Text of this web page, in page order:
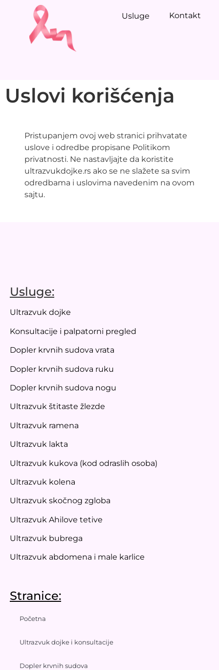
Usluge Kontakt
Uslovi korišćenja
Pristupanjem ovoj web stranici prihvatate
uslove i odredbe propisane Politikom
privatnosti. Ne nastavljajte da koristite
ultrazvukdojke.rs ako se ne slažete sa svim
odredbama i uslovima navedenim na ovom
sajtu.
Usluge:
Ultrazvuk dojke
Konsultacije i palpatorni pregled
Dopler krvnih sudova vrata
Dopler krvnih sudova ruku
Dopler krvnih sudova nogu
Ultrazvuk štitaste žlezde
Ultrazvuk ramena
Ultrazvuk lakta
Ultrazvuk kukova (kod odraslih osoba)
Ultrazvuk kolena
Ultrazvuk skočnog zgloba
Ultrazvuk Ahilove tetive
Ultrazvuk bubrega
Ultrazvuk abdomena i male karlice
Stranice:
Početna
Ultrazvuk dojke i konsultacije
Dopler krvnih sudova